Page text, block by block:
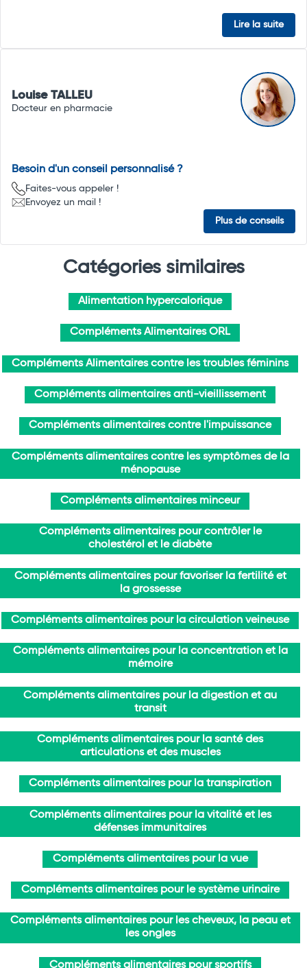
Lire la suite
Louise TALLEU
Docteur en pharmacie
Besoin d'un conseil personnalisé ?
Faites-vous appeler !
Envoyez un mail !
Plus de conseils
Catégories similaires
Alimentation hypercalorique
Compléments Alimentaires ORL
Compléments Alimentaires contre les troubles féminins
Compléments alimentaires anti-vieillissement
Compléments alimentaires contre l'impuissance
Compléments alimentaires contre les symptômes de la
ménopause
Compléments alimentaires minceur
Compléments alimentaires pour contrôler le
cholestérol et le diabète
Compléments alimentaires pour favoriser la fertilité et
la grossesse
Compléments alimentaires pour la circulation veineuse
Compléments alimentaires pour la concentration et la
mémoire
Compléments alimentaires pour la digestion et au
transit
Compléments alimentaires pour la santé des
articulations et des muscles
Compléments alimentaires pour la transpiration
Compléments alimentaires pour la vitalité et les
défenses immunitaires
Compléments alimentaires pour la vue
Compléments alimentaires pour le système urinaire
Compléments alimentaires pour les cheveux, la peau et
les ongles
Compléments alimentaires pour sportifs